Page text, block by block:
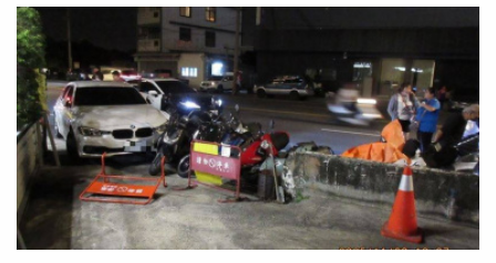
式、丙式車險），主要是針對發生交通意外事故（車碰車、
車碰人、自撞）等理賠人身醫療死亡、財物維修車輛費用
等，保障範圍是不會涵蓋泡水損害，僅包含碰撞、火災、盜
搶等事故。泡水車損害需額外投保「颱風洪水險」或「天然
災害附加險」（颱風、地震、海嘯、冰雹、洪水或因雨積水
附加條款），該附約險條款可以涵蓋車輛因颱風或豪雨造成
的泡水損害。泡水車、進水車在維修上工序繁雜，也影響脫
手價格。（圖／報系資料照）記者訪談產險業者，車主在車
體險額外投保的附約險「颱風洪水險」等一年保費，通常上